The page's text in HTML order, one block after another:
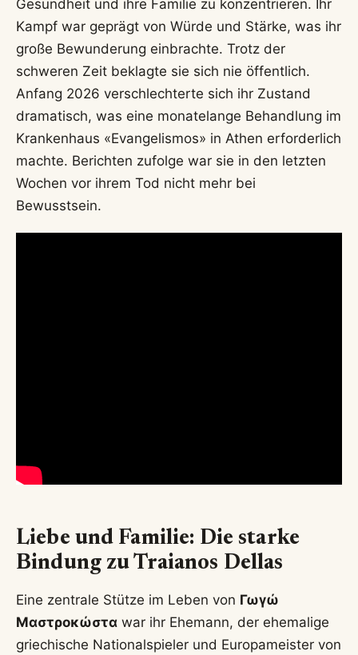
Gesundheit und ihre Familie zu konzentrieren. Ihr
Kampf war geprägt von Würde und Stärke, was ihr
große Bewunderung einbrachte. Trotz der
schweren Zeit beklagte sie sich nie öffentlich.
Anfang 2026 verschlechterte sich ihr Zustand
dramatisch, was eine monatelange Behandlung im
Krankenhaus «Evangelismos» in Athen erforderlich
machte. Berichten zufolge war sie in den letzten
Wochen vor ihrem Tod nicht mehr bei
Bewusstsein.
Liebe und Familie: Die starke
Bindung zu Traianos Dellas
Eine zentrale Stütze im Leben von Γωγώ
Μαστροκώστα war ihr Ehemann, der ehemalige
griechische Nationalspieler und Europameister von